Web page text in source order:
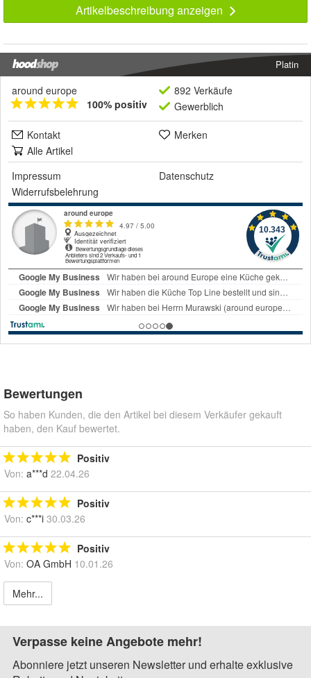
Artikelbeschreibung anzeigen
Platin
around europe
100% positiv
892 Verkäufe
Gewerblich
Kontakt
Merken
Alle Artikel
Impressum
Datenschutz
Widerrufsbelehrung
Bewertungen
So haben Kunden, die den Artikel bei diesem Verkäufer gekauft
haben, den Kauf bewertet.
Positiv
Von: a***d 22.04.26
Positiv
Von: c***i 30.03.26
Positiv
Von: OA GmbH 10.01.26
Mehr...
Verpasse keine Angebote mehr!
Abonniere jetzt unseren Newsletter und erhalte exklusive